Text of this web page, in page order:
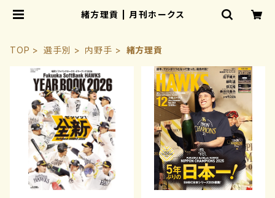
緒方理貢 | 月刊ホークス
TOP 選手別 内野手 緒方理貢